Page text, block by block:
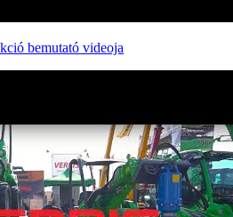
bemutató videoja